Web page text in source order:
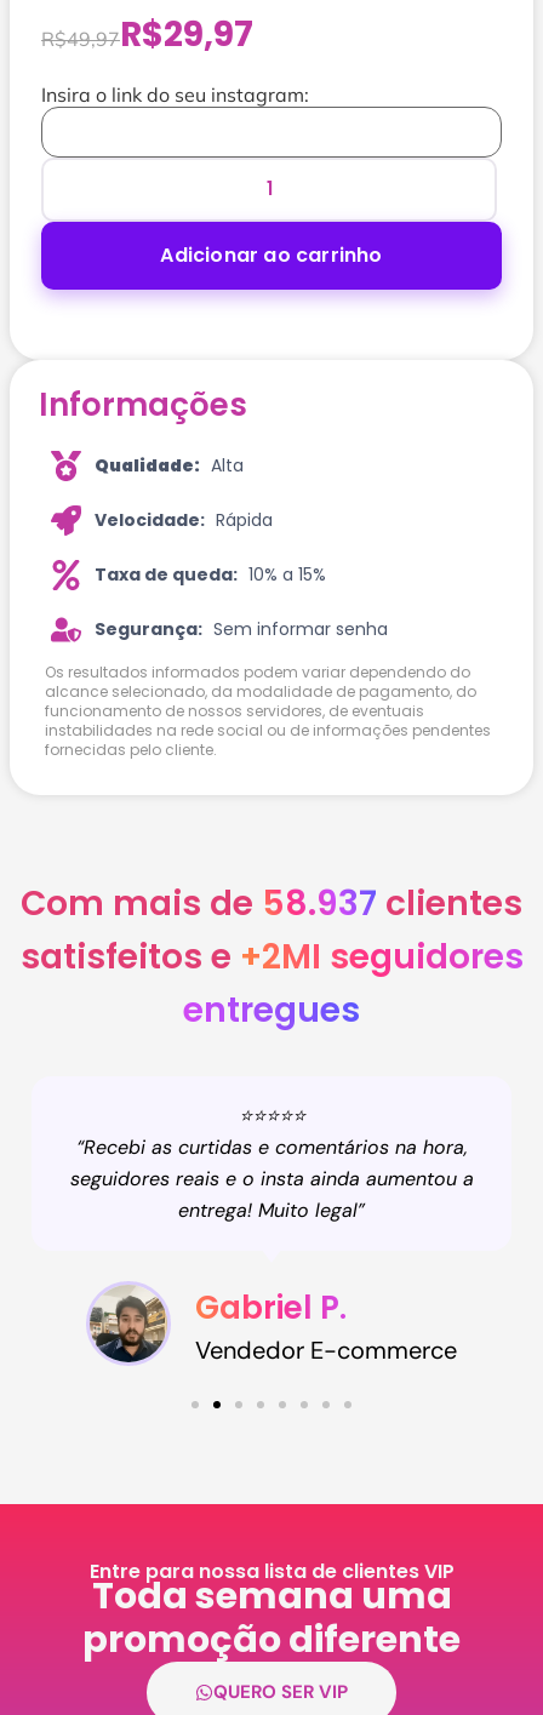
R$49,97R$29,97
Insira o link do seu instagram:
Adicionar ao carrinho
Informações
Qualidade: Alta
Velocidade: Rápida
Taxa de queda: 10% a 15%
Segurança: Sem informar senha
Os resultados informados podem variar dependendo do
alcance selecionado, da modalidade de pagamento, do
funcionamento de nossos servidores, de eventuais
instabilidades na rede social ou de informações pendentes
fornecidas pelo cliente.
Com mais de 58.937 clientes
satisfeitos e +2MI seguidores
entregues
⭐⭐⭐⭐⭐
“Recebi as curtidas e comentários na hora,
seguidores reais e o insta ainda aumentou a
entrega! Muito legal”
Gabriel P.
Vendedor E-commerce
Entre para nossa lista de clientes VIP
Toda semana uma
promoção diferente​
QUERO SER VIP